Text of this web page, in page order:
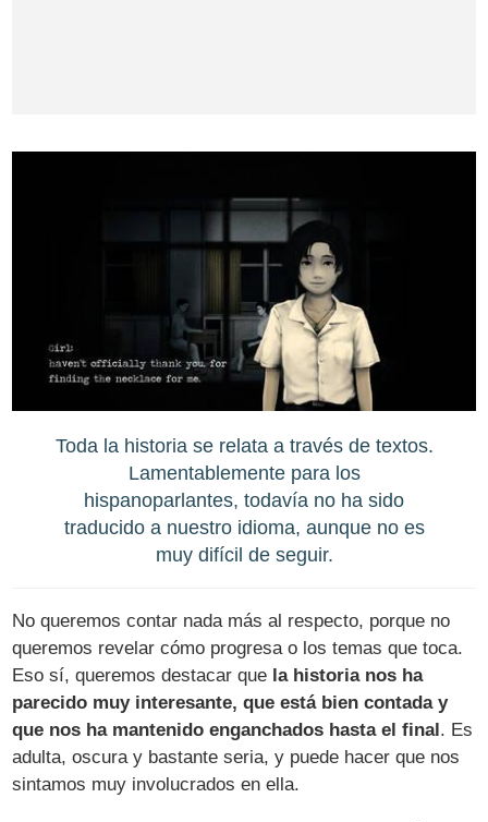
Toda la historia se relata a través de textos.
Lamentablemente para los
hispanoparlantes, todavía no ha sido
traducido a nuestro idioma, aunque no es
muy difícil de seguir.
No queremos contar nada más al respecto, porque no
queremos revelar cómo progresa o los temas que toca.
Eso sí, queremos destacar que la historia nos ha
parecido muy interesante, que está bien contada y
que nos ha mantenido enganchados hasta el final. Es
adulta, oscura y bastante seria, y puede hacer que nos
sintamos muy involucrados en ella.